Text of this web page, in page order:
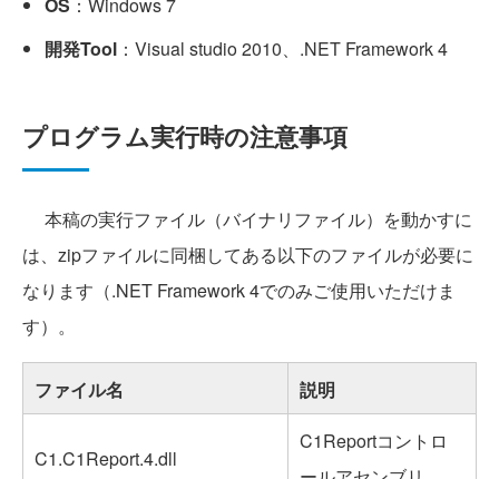
開発Tool ：Visual studio 2010、.NET Framework 4
プログラム実行時の注意事項
本稿の実行ファイル（バイナリファイル）を動かすに
は、zipファイルに同梱してある以下のファイルが必要に
なります（.NET Framework 4でのみご使用いただけま
す）。
ファイル名 説明
C1.C1Report.4.dll
C1Reportコントロ